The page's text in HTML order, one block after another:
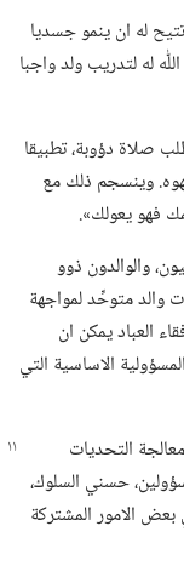
له ان ينمو جسديا
له لتدريب ولد واجبا
صلاة دؤوبة،‏ تطبيقا
وينسجم ذلك مع
فهو يعولك».‏
والوالدون ذوو
والد متوحِّد لمواجهة
العباد يمكن ان
الاساسية التي
التحديات
حسني السلوك،‏
الامور المشتركة